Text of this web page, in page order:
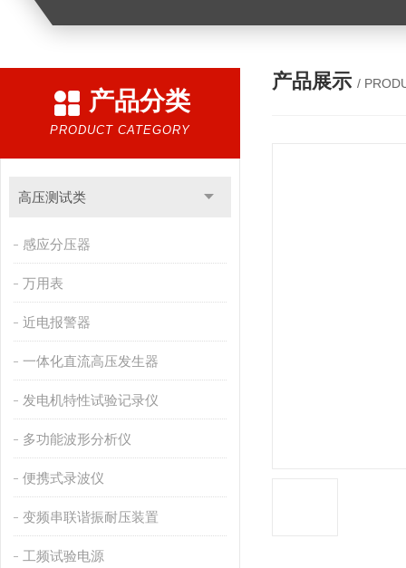
产品分类
PRODUCT CATEGORY
高压测试类
感应分压器
万用表
近电报警器
一体化直流高压发生器
发电机特性试验记录仪
多功能波形分析仪
便携式录波仪
变频串联谐振耐压装置
工频试验电源
产品展示 /